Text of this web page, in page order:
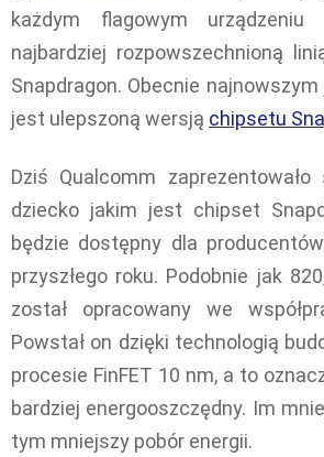
każdym flagowym
najbardziej rozpowszechnioną
Snapdragon. Obecnie
jest ulepszoną wersją chipsetu
Dziś Qualcomm
dziecko jakim jest chipset
będzie dostępny dla
przyszłego roku. Podobnie jak
został opracowany we
Powstał on dzięki technologią
procesie FinFET 10 nm, a to
bardziej energooszczędny. Im
tym mniejszy pobór energii.